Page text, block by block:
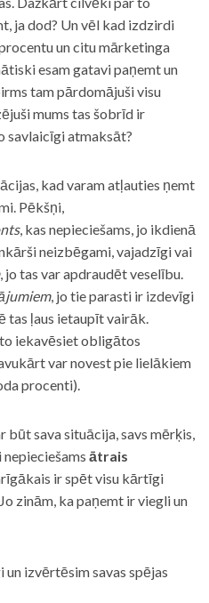
ja dod? Un vēl kad izdzirdi
un citu mārketinga
esam gatavi paņemt un
tam pārdomājuši visu
mums tas šobrīd ir
savlaicīgi atmaksāt?
kad varam atļauties ņemt
Pēkšņi,
, kas nepieciešams, jo ikdienā
neizbēgami, vajadzīgi vai
, jo tas var apdraudēt veselību.
, jo tie parasti ir izdevīgi
tas ļaus ietaupīt vairāk.
iekavēsiet obligātos
var novest pie lielākiem
procenti).
būt sava situācija, savs mērķis,
ātrais
ir spēt visu kārtīgi
zinām, ka paņemt ir viegli un
izvērtēsim savas spējas